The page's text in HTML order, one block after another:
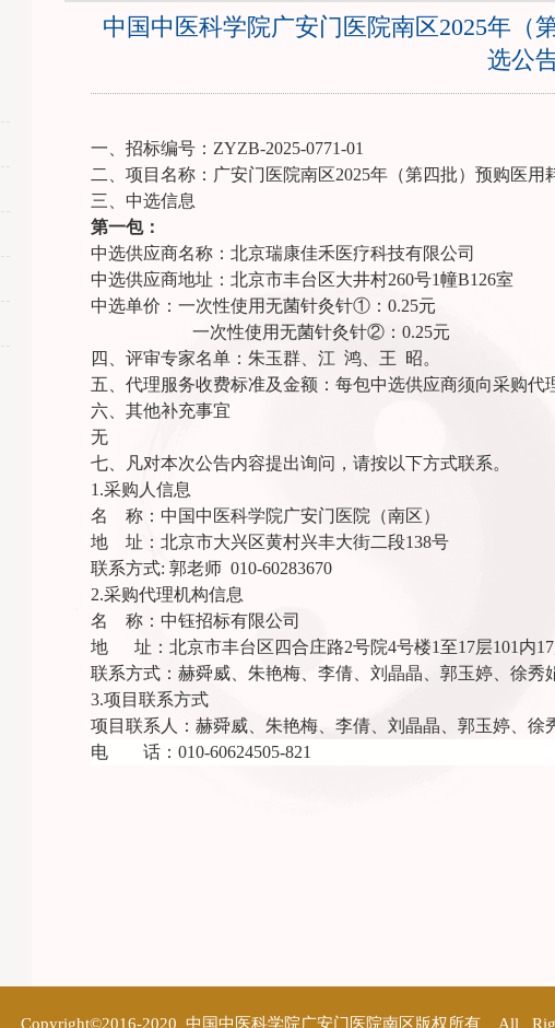
中国中医科学院广安门医院南区2025年（
选公
一、招标编号： ZYZB-2025-0771-01
二、项目名称： 广安门医院南区2025年（第四批）预购医用
三、中选信息
第一包：
中选供应商名称： 北京瑞康佳禾医疗科技有限公司
中选供应商地址：北京市丰台区大井村260号1幢B126室
中选单价：一次性使用无菌针灸针①：0.25元
一次性使用无菌针灸针②：0.25元
四、评审专家名单： 朱玉群、江 鸿、王 昭。
五、代理服务收费标准及金额： 每包中选供应商须向采购代
六、其他补充事宜
无
七、凡对本次公告内容提出询问，请按以下方式联系。
1.采购人信息
名
称：中国中医科学院广安门医院（南区）
地
址：北京市大兴区黄村兴丰大街二段138号
联系方式: 郭老师 010-60283670
2.采购代理机构信息
名
称：中钰招标有限公司
地
址： 北京市丰台区四合庄路2号院4号楼1至17层101内17
联系方式：赫舜威、朱艳梅、李倩、刘晶晶、郭玉婷、徐秀
3.项目联系方式
项目联系人：赫舜威、朱艳梅、李倩、刘晶晶、郭玉婷、徐
电
话： 010-60624505-821
Copyright©2016-2020 中国中医科学院广安门医院南区版权所有 All